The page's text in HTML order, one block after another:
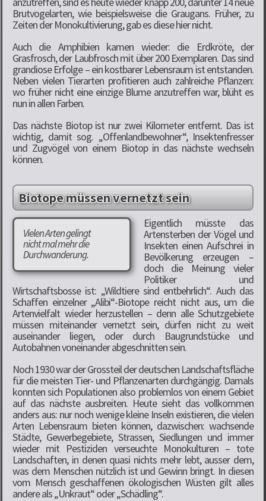
Brutvogelarten, wie beispielsweise die Graugans. Früher, zu
Zeiten der Monokultivierung, gab es diese hier nicht.
Auch die Amphibien kamen wieder: die Erdkröte, der
Grasfrosch, der Laubfrosch mit über 200 Exemplaren. Das sind
grandiose Erfolge – ein kostbarer Lebensraum ist entstanden.
Neben vielen Tierarten profitieren auch zahlreiche Pflanzen:
wo früher nicht eine einzige Blume anzutreffen war, blüht es
nun in allen Farben.
Das nächste Biotop ist nur zwei Kilometer entfernt. Das ist
wichtig, damit sog. „Offenlandbewohner“, Insektenfresser
und Zugvögel von einem Biotop in das nächste wechseln
können.
Biotope müssen vernetzt sein
Vielen Arten gelingt
nicht mal mehr die
Durchwanderung.
Eigentlich müsste das
Artensterben der Vögel und
Insekten einen Aufschrei in
Bevölkerung erzeugen –
doch die Meinung vieler
Politiker und
Wirtschaftsbosse ist: „Wildtiere sind entbehrlich“. Auch das
Schaffen einzelner „Alibi“-Biotope reicht nicht aus, um die
Artenvielfalt wieder herzustellen – denn alle Schutzgebiete
müssen miteinander vernetzt sein, dürfen nicht zu weit
auseinander liegen, oder durch Baugrundstücke und
Autobahnen voneinander abgeschnitten sein.
Noch 1930 war der Grossteil der deutschen Landschaftsfläche
für die meisten Tier- und Pflanzenarten durchgängig. Damals
konnten sich Populationen also problemlos von einem Gebiet
auf das nächste ausbreiten. Heute sieht das vollkommen
anders aus: nur noch wenige kleine Inseln existieren, die vielen
Arten Lebensraum bieten können, dazwischen: wachsende
Städte, Gewerbegebiete, Strassen, Siedlungen und immer
wieder mit Pestiziden verseuchte Monokulturen – tote
Landschaften, in denen quasi nichts mehr lebt, ausser dem,
was dem Menschen nützlich ist und Gewinn bringt. In diesen
vom Mensch geschaffenen ökologischen Wüsten gilt alles
andere als „Unkraut“ oder „Schädling“.